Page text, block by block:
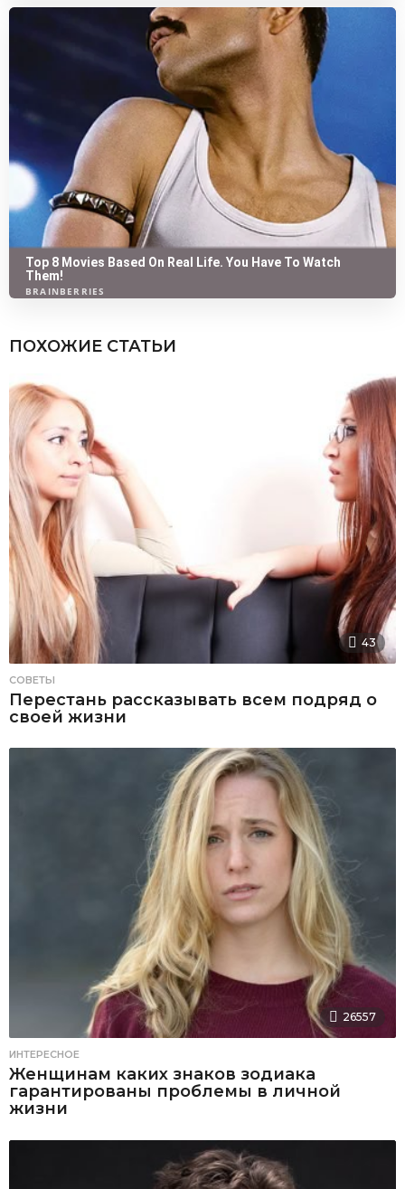
ПОХОЖИЕ СТАТЬИ
43
СОВЕТЫ
Перестань рассказывать всем подряд о
своей жизни
26557
ИНТЕРЕСНОЕ
Женщинам каких знаков зодиака
гарантированы проблемы в личной
жизни